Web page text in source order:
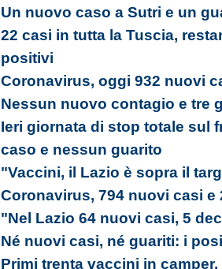
Un nuovo caso a Sutri e un
22 casi in tutta la Tuscia,
positivi
Coronavirus, oggi 932 nuovi
Nessun nuovo contagio e tre
Ieri giornata di stop totale sul
caso e nessun guarito
"Vaccini, il Lazio è sopra il
Coronavirus, 794 nuovi casi e
"Nel Lazio 64 nuovi casi, 5
Né nuovi casi, né guariti: i
Primi trenta vaccini in